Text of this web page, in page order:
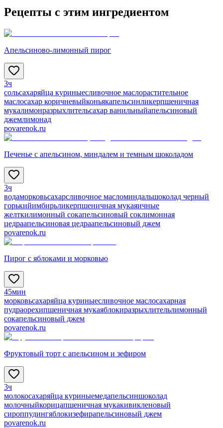
Рецепты с этим ингредиентом
Апельсиново-лимонный пирог
3ч
сольсахаряйца куриныесливочное маслорастительное
маслосахар коричневыйконьякапельсинликерпшеничная
мукалимонразрыхлительсахар ванильныйапельсиновый
джемлимонад
povarenok.ru
Печенье с апельсином, миндалем и темным шоколадом
3ч
водаморковьсахарсливочное масломиндальшоколад черный
горькийимбирьликерпшеничная мукаяичные
желткилимонный сокапельсиновый соклимонная
цедраапельсиновая цедраапельсиновый джем
povarenok.ru
Пирог с яблоками и морковью
45мин
морковьсахаряйца куриныесливочное маслосахарная
пудраорехипшеничная мукаяблокиразрыхлительлимонный
сокапельсиновый джем
povarenok.ru
Фруктовый торт с апельсином и зефиром
3ч
молокосахаряйца куриныемедапельсиншоколад
молочныйкорицапшеничная мукакивикленовый
сироппудингяблокизефирапельсиновый джем
povarenok.ru